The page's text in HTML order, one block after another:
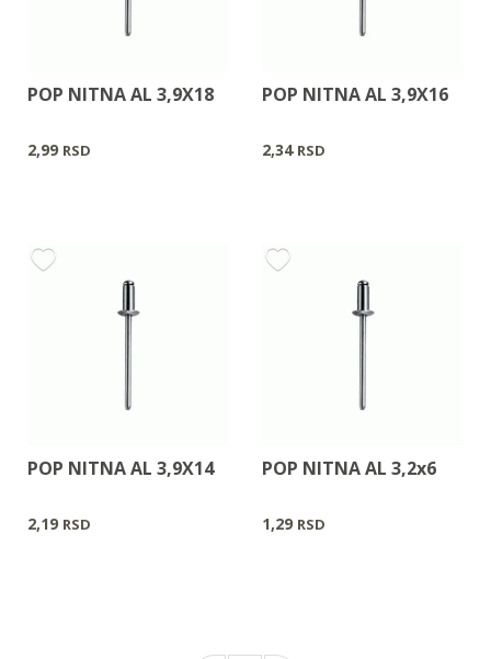
POP NITNA AL 3,9X18
2,99 RSD
POP NITNA AL 3,9X16
2,34 RSD
POP NITNA AL 3,9X14
2,19 RSD
POP NITNA AL 3,2x6
1,29 RSD